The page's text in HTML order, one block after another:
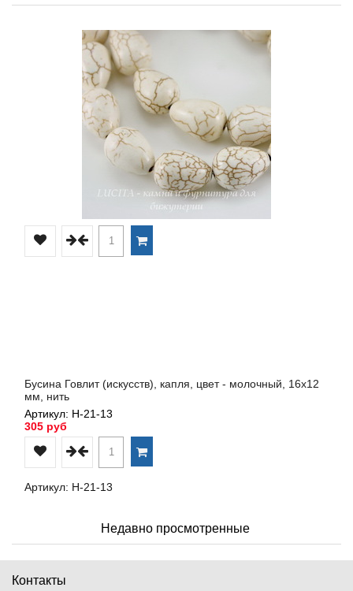
Бусина Говлит (искусств), капля, цвет - молочный, 16х12
мм, нить
Артикул: Н-21-13
305 руб
Артикул: Н-21-13
Недавно просмотренные
Контакты